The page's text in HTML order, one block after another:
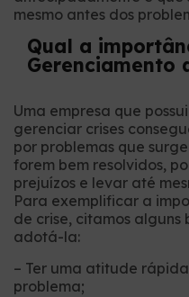
mesmo antes dos
Qual a
Gerenciamento
Uma empresa que
gerenciar crises
por problemas que
forem bem resolvidos,
prejuízos e levar até
Para exemplificar a
de crise, citamos alguns
adotá-la:
– Ter uma atitude
problema;